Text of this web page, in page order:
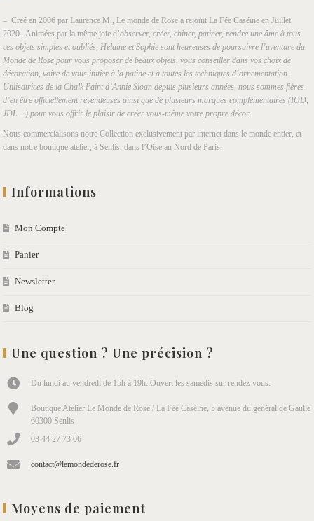
– Créé en 2006 par Laurence M., Le monde de Rose a rejoint La Fée Caséine en Juillet
2020. Animées par la même joie d’observer, créer, chiner, patiner, rendre une âme à tous
ces objets simples et oubliés, Helaine et Sophie sont heureuses de poursuivre l’aventure du
Monde de Rose pour vous proposer de beaux objets, vous conseiller dans vos choix de
décoration, voire de vous initier à la patine et à toutes les techniques d’ornementation.
Utilisatrices de la Chalk Paint d’Annie Sloan depuis plusieurs années, nous sommes fières
d’en être officiellement revendeuses ainsi que de plusieurs marques complémentaires (IOD,
JDL…) pour vous offrir le plaisir de créer vous-même votre propre décor.
Nous commercialisons notre Collection exclusivement par internet dans le monde entier, et
dans notre boutique atelier, à Senlis, dans l’Oise au Nord de Paris.
Informations
Mon Compte
Panier
Newsletter
Blog
Une question ? Une précision ?
Du lundi au vendredi de 15h à 19h. Ouvert les samedis sur rendez-vous.
Boutique Atelier Le Monde de Rose / La Fée Caséine, 5 avenue du général de Gaulle
60300 Senlis
03 44 27 73 06
contact@lemondederose.fr
Moyens de paiement